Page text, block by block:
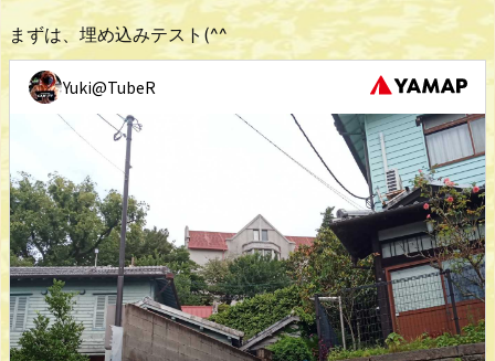
まずは、埋め込みテスト(^^ゞ